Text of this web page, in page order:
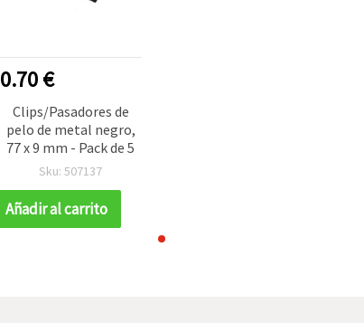
0.70 €
Clips/Pasadores de
pelo de metal negro,
77 x 9 mm - Pack de 5
Sku: 507137
Añadir al carrito